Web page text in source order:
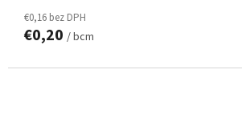
€0,16 bez DPH
€0,20 / bcm